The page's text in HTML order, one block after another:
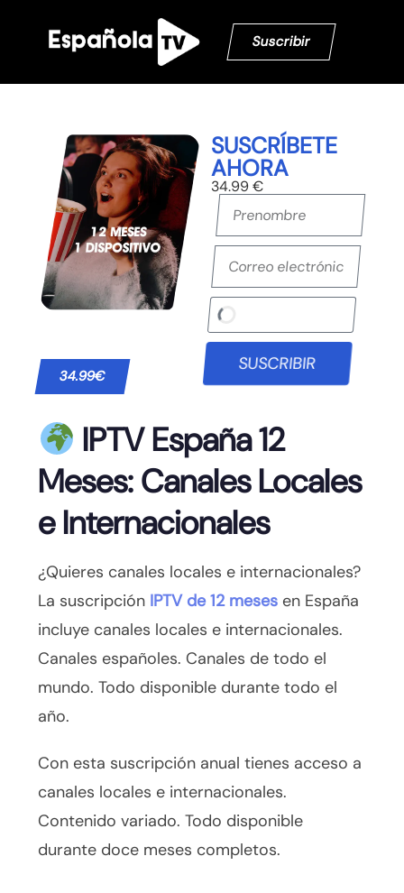
Suscribir
34.99€
SUSCRÍBETE
AHORA
34.99 €
SUSCRIBIR
IPTV España 12
Meses: Canales Locales
e Internacionales
¿Quieres canales locales e internacionales?
La suscripción IPTV de 12 meses en España
incluye canales locales e internacionales.
Canales españoles. Canales de todo el
mundo. Todo disponible durante todo el
año.
Con esta suscripción anual tienes acceso a
canales locales e internacionales.
Contenido variado. Todo disponible
durante doce meses completos.